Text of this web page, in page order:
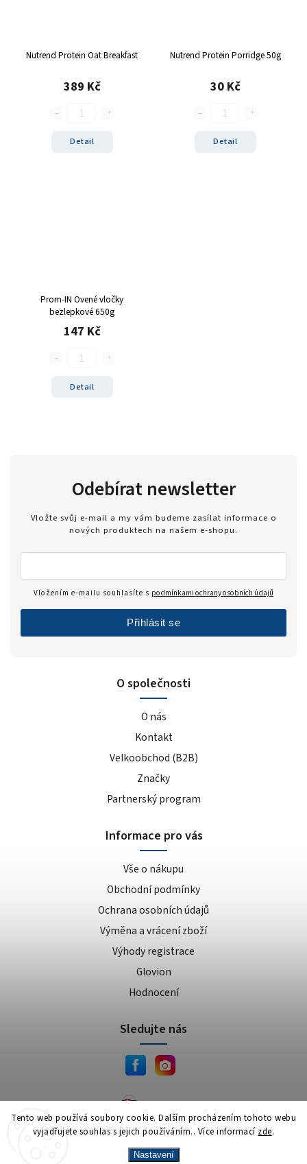
Tento web používá soubory cookie. Dalším procházením tohoto webu
vyjadřujete souhlas s jejich používáním.. Více informací zde.
Nastavení
Nutrend Protein Oat Breakfast
389 Kč
Detail
Nutrend Protein Porridge 50g
30 Kč
Detail
Prom-IN Ovené vločky
bezlepkové 650g
147 Kč
Detail
O společnosti
O nás
Kontakt
Velkoobchod (B2B)
Značky
Partnerský program
Informace pro vás
Vše o nákupu
Obchodní podmínky
Ochrana osobních údajů
Výměna a vrácení zboží
Výhody registrace
Glovion
Hodnocení
Odebírat newsletter
Vložte svůj e-mail a my vám budeme zasílat informace o
nových produktech na našem e-shopu.
Vložením e-mailu souhlasíte s podmínkami ochrany osobních údajů
Přihlásit se
Sledujte nás
JEMA.sk
Copyright 2026JEMA.cz. Všechna práva vyhrazena.
VytvořilShoptet| Design